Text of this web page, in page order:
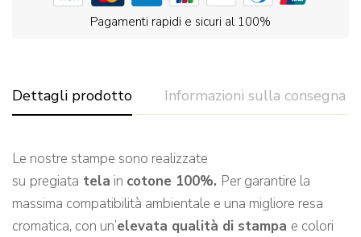
Pagamenti rapidi e sicuri al 100%
Dettagli prodotto Informazioni sulla consegna
Le nostre stampe sono realizzate
su pregiata tela in cotone 100%. Per garantire la
massima compatibilità ambientale e una migliore resa
cromatica, con un’elevata qualità di stampa e colori